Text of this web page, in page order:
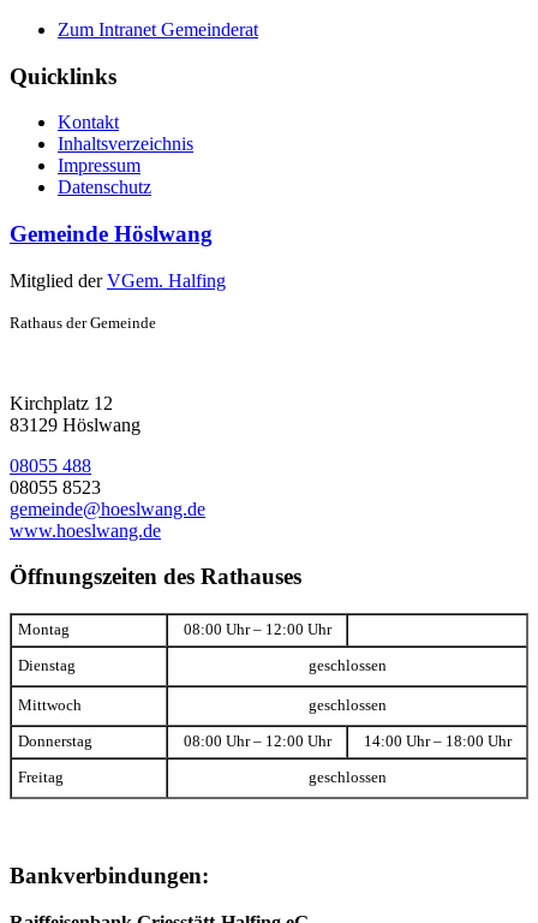
Zum Intranet Gemeinderat
Quicklinks
Kontakt
Inhaltsverzeichnis
Impressum
Datenschutz
Gemeinde Höslwang
Mitglied derVGem. Halfing
Rathaus der Gemeinde
Kirchplatz 12
83129 Höslwang
08055 488
08055 8523
gemeinde@hoeslwang.de
www.hoeslwang.de
Öffnungszeiten des Rathauses
Montag 08:00 Uhr – 12:00 Uhr
Dienstag geschlossen
Mittwoch geschlossen
Donnerstag 08:00 Uhr – 12:00 Uhr 14:00 Uhr – 18:00 Uhr
Freitag geschlossen
Bankverbindungen: